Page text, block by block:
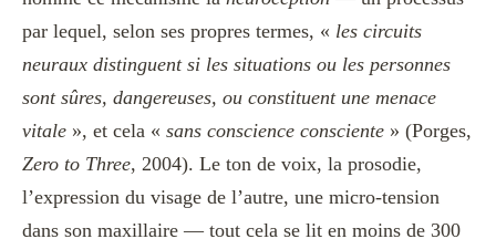
par lequel, selon ses propres termes, « les circuits
neuraux distinguent si les situations ou les personnes
sont sûres, dangereuses, ou constituent une menace
vitale », et cela « sans conscience consciente » (Porges,
Zero to Three, 2004). Le ton de voix, la prosodie,
l’expression du visage de l’autre, une micro-tension
dans son maxillaire — tout cela se lit en moins de 300